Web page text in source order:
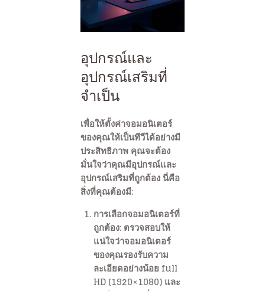
อุปกรณ์และ
อุปกรณ์เสริมที่
จำเป็น
เพื่อให้ตั้งค่าจอมอนิเตอร์
ของคุณให้เป็นทีวีได้อย่างมี
ประสิทธิภาพ คุณจะต้อง
มั่นใจว่าคุณมีอุปกรณ์และ
อุปกรณ์เสริมที่ถูกต้อง นี่คือ
สิ่งที่คุณต้องมี:
การเลือกจอมอนิเตอร์ที่
ถูกต้อง: ตรวจสอบให้
แน่ใจว่าจอมอนิเตอร์
ของคุณรองรับความ
ละเอียดอย่างน้อย full
HD (1920×1080) และ